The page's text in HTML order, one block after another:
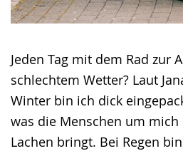
Jeden Tag mit dem Rad zur
schlechtem Wetter? Laut
Winter bin ich dick
was die Menschen um
Lachen bringt. Bei Regen